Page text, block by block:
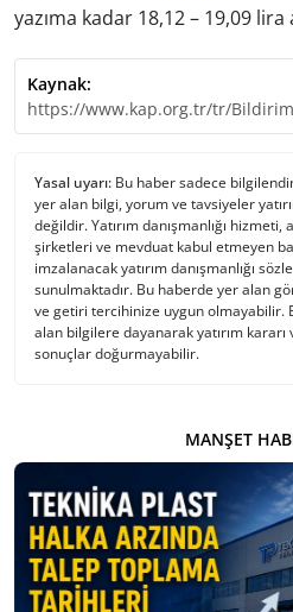
yazıma kadar 18,12 – 19,09 lira
Kaynak:
https://www.kap.org.tr/tr/
Yasal uyarı: Bu haber sadece
yer alan bilgi, yorum ve tavsiyeler
değildir. Yatırım danışmanlığı
şirketleri ve mevduat kabul etmeyen
imzalanacak yatırım danışmanlığı
sunulmaktadır. Bu haberde yer alan
ve getiri tercihinize uygun olmayabilir.
alan bilgilere dayanarak yatırım
sonuçlar doğurmayabilir.
MANŞET